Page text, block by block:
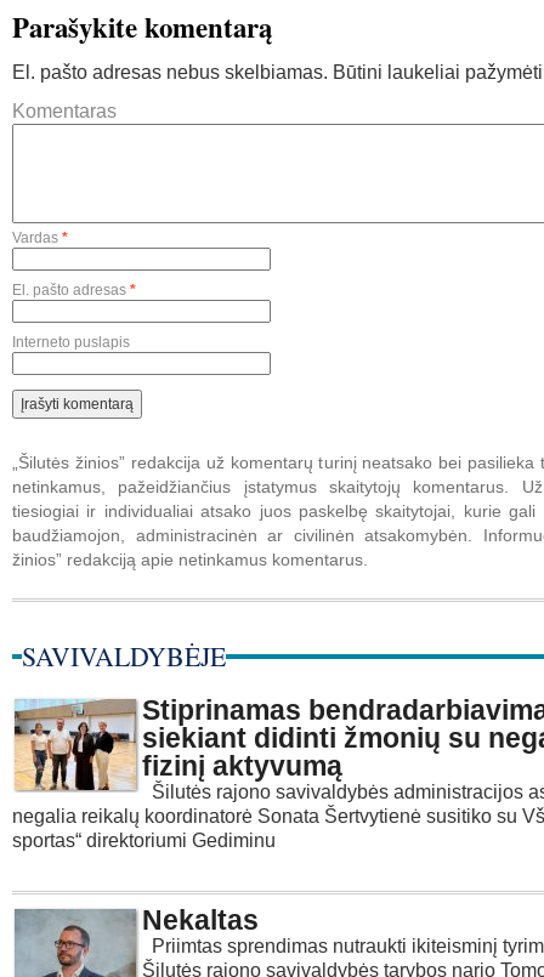
Parašykite komentarą
El. pašto adresas nebus skelbiamas. Būtini laukeliai
Komentaras
Vardas *
El. pašto adresas *
Interneto puslapis
„Šilutės žinios” redakcija už komentarų turinį neatsako bei pasilieka
netinkamus, pažeidžiančius įstatymus skaitytojų komentarus.
tiesiogiai ir individualiai atsako juos paskelbę skaitytojai, kurie gali
baudžiamojon, administracinėn ar civilinėn atsakomybėn.
žinios” redakciją apie netinkamus komentarus.
SAVIVALDYBĖJE
Stiprinamas
siekiant didinti žmonių su
fizinį aktyvumą
Šilutės rajono savivaldybės administracijos
negalia reikalų koordinatorė Sonata Šertvytienė susitiko su
sportas“ direktoriumi Gediminu
Nekaltas
Priimtas sprendimas nutraukti ikiteisminį
Šilutės rajono savivaldybės tarybos nario